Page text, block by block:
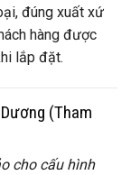
đúng xuất xứ
hàng được
lắp đặt.
(Tham
cho cấu hình